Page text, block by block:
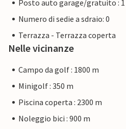
Posto auto garage/gratuito :
Numero di sedie a sdraio: 0
Terrazza - Terrazza coperta
Nelle vicinanze
Campo da golf : 1800 m
Minigolf : 350 m
Piscina coperta : 2300 m
Noleggio bici : 900 m